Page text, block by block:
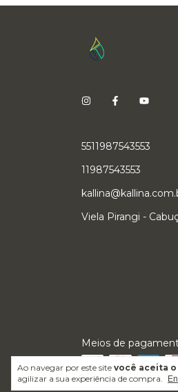
Ao navegar por este site você aceita
agilizar a sua experiência de compra.
5511987543553
11987543553
Viela Pirangi -
Meios de